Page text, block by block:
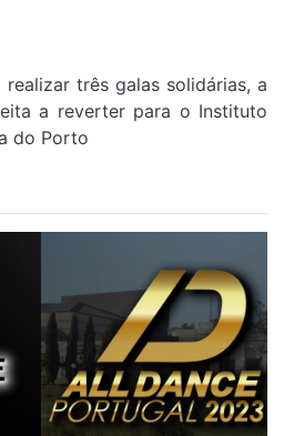
três galas solidárias, a
a reverter para o Instituto
do Porto